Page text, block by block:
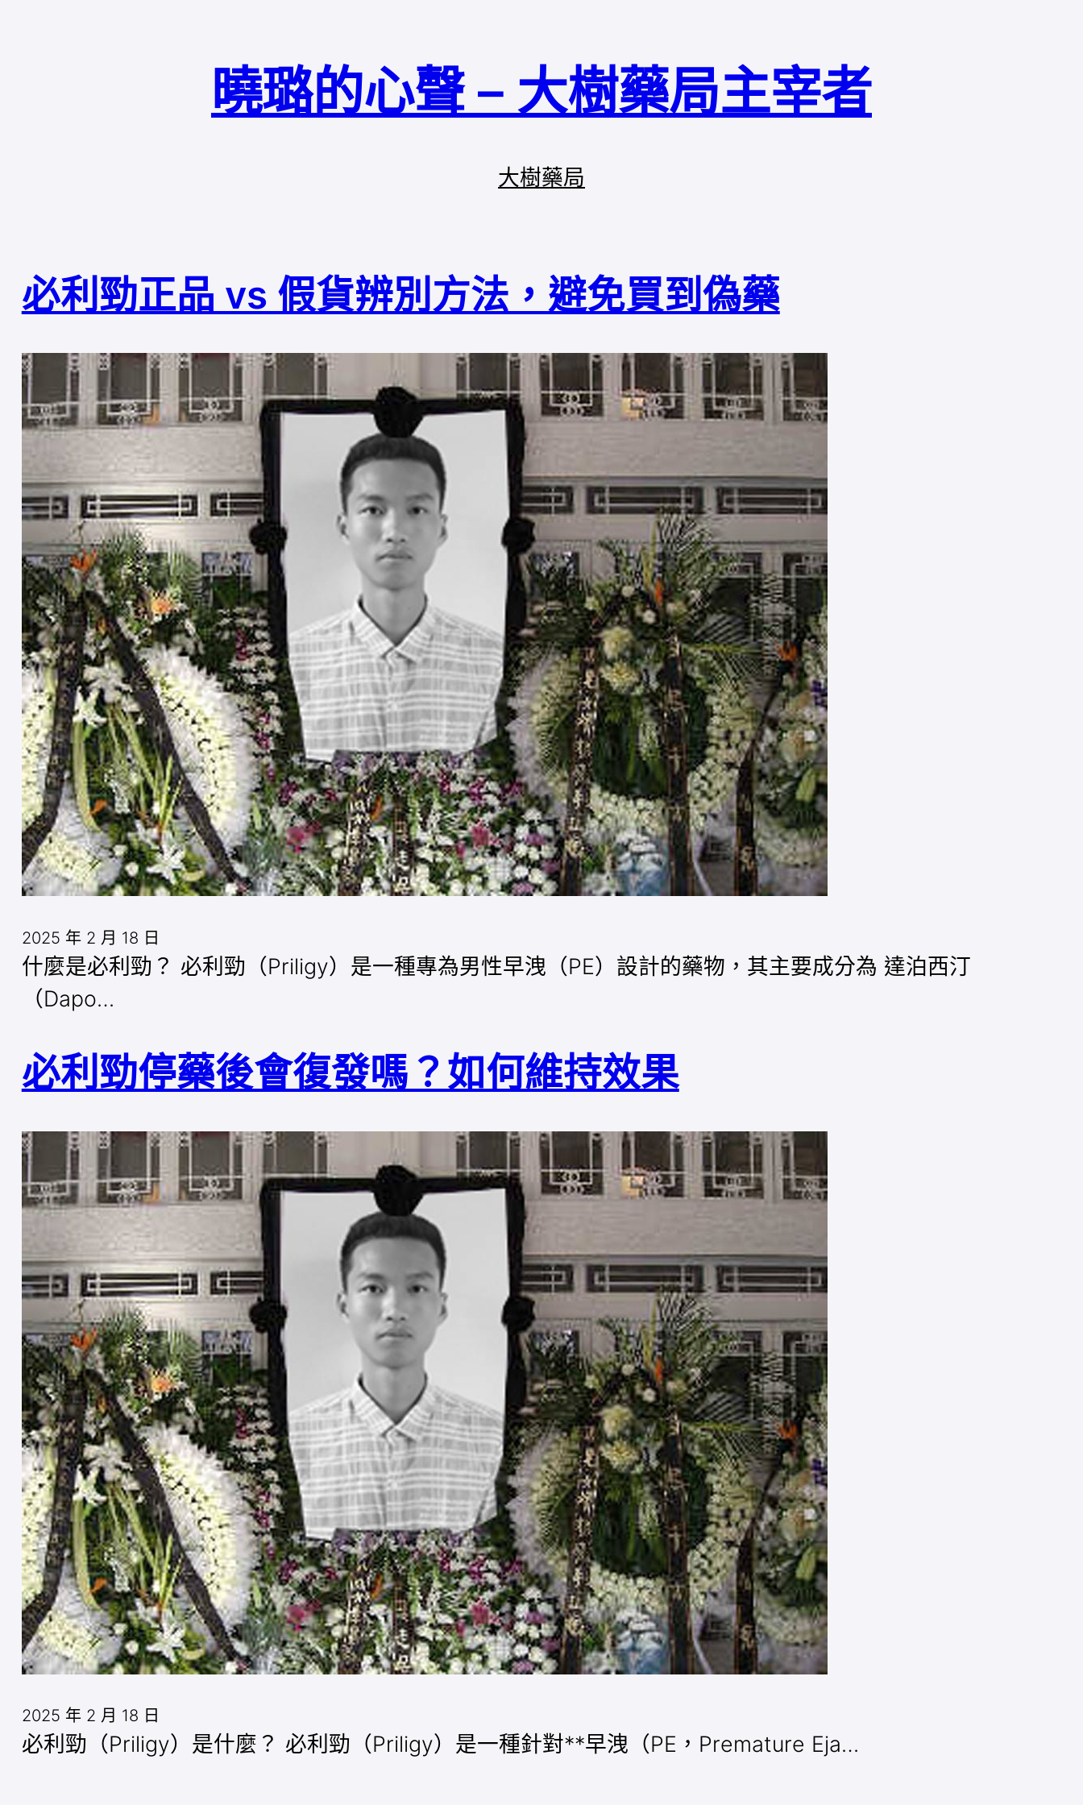
曉璐的心聲 – 大樹藥局主宰者
大樹藥局
必利勁正品 vs 假貨辨別方法，避免買到偽藥
2025 年 2 月 18 日
什麼是必利勁？ 必利勁（Priligy）是一種專為男性早洩（PE）設計的藥物，其主要成分為 達泊西汀
（Dapo…
必利勁停藥後會復發嗎？如何維持效果
2025 年 2 月 18 日
必利勁（Priligy）是什麼？ 必利勁（Priligy）是一種針對**早洩（PE，Premature Eja…